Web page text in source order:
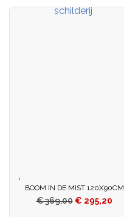
BOOM IN DE MIST 120X90CM
€369,00 € 295,20